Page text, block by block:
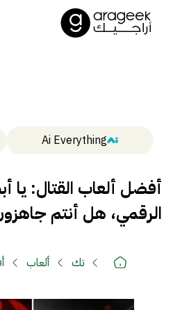
Ai Everything
أفضل ألعاب القتال: يا
الرقمي، هل أنتم
تك ألعاب